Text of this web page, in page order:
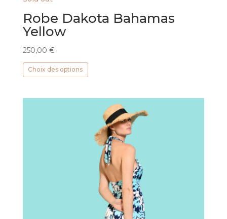
Robe Dakota Bahamas
Yellow
250,00 €
Choix des options
Ce
plusieurs
variations.
options
peuvent
être
choisies
page